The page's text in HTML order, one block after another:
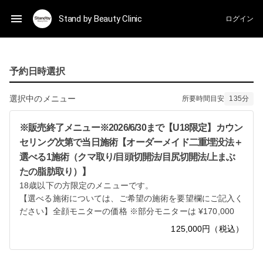
Stand by Beauty Clinic ログイン
予約日時選択
選択中のメニュー 所要時間目安 135分
※販売終了メニュー※2026/6/30まで【U18限定】カウン
セリング次第で当日施術【オーダーメイド二重埋没法＋
選べる1施術（クマ取り/目頭切開法/目尻切開法/上まぶ
たの脂肪取り）】
18歳以下の方限定のメニューです。
【選べる施術については、ご希望の施術を要望欄にご記入く
ださい】全顔モニターの価格 ※部分モニターは ¥170,000
125,000円（税込）